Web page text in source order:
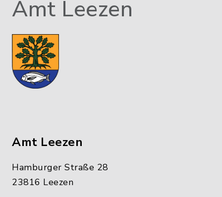
Amt Leezen
Amt Leezen
Hamburger Straße 28
23816 Leezen